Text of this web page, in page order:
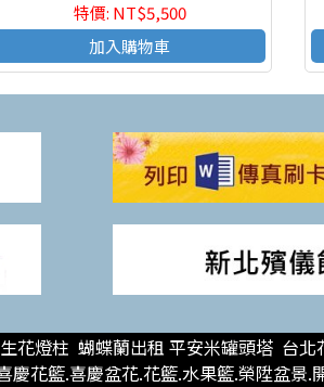
特價: NT$5,500
加入購物車
花燈柱 蝴蝶蘭出租 平安米罐頭塔 台
慶花籃.喜慶盆花.花籃.水果籃.榮陞盆景.